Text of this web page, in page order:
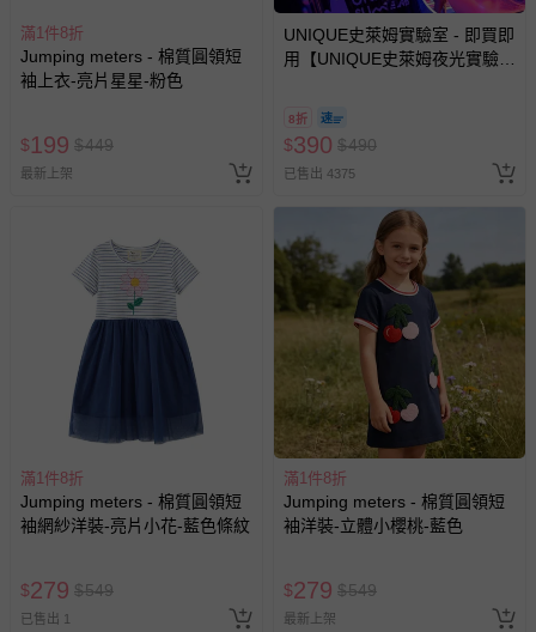
滿1件8折
Jumping meters - 棉質圓領短
袖上衣-亮片星星-粉色
$199 $449
最新上架
UNIQUE史萊姆實驗室 - 即買即
用【UNIQUE史萊姆夜光實驗室
8/30 (電子票券，於展期現場憑
訂單編號兌換，逾期作廢) (大
人小孩均一價(3歲以上需購票))
8折
$390 $490
已售出 4375
滿1件8折
Jumping meters - 棉質圓領短
袖網紗洋裝-亮片小花-藍色條紋
$279 $549
已售出 1
滿1件8折
Jumping meters - 棉質圓領短
袖洋裝-立體小櫻桃-藍色
$279 $549
最新上架